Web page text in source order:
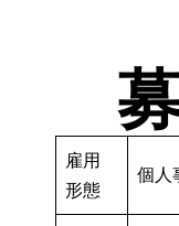
雇用
形態
個人